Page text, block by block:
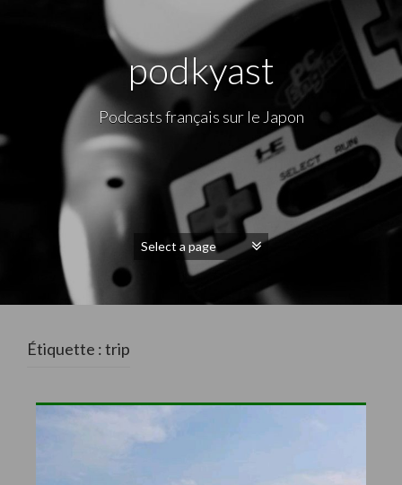
podkyast
Podcasts français sur le Japon
Étiquette : trip